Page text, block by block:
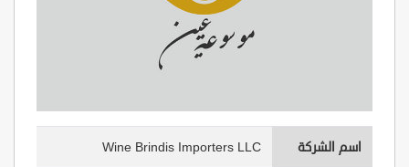
اسم الشركة Wine Brindis Importers LLC